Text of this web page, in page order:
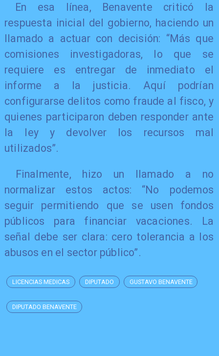
En esa línea, Benavente criticó la
respuesta inicial del gobierno, haciendo un
llamado a actuar con decisión: “Más que
comisiones investigadoras, lo que se
requiere es entregar de inmediato el
informe a la justicia. Aquí podrían
configurarse delitos como fraude al fisco, y
quienes participaron deben responder ante
la ley y devolver los recursos mal
utilizados”.
Finalmente, hizo un llamado a no
normalizar estos actos: “No podemos
seguir permitiendo que se usen fondos
públicos para financiar vacaciones. La
señal debe ser clara: cero tolerancia a los
abusos en el sector público”.
LICENCIAS MEDICAS DIPUTADO GUSTAVO BENAVENTE
DIPUTADO BENAVENTE